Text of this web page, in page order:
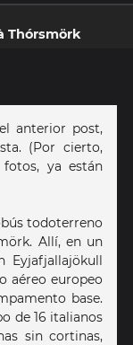
Thórsmörk
anterior post,
(Por cierto,
ya están
todoterreno
Allí, en un
Eyjafjallajökull
aéreo europeo
base.
de 16 italianos
sin cortinas,